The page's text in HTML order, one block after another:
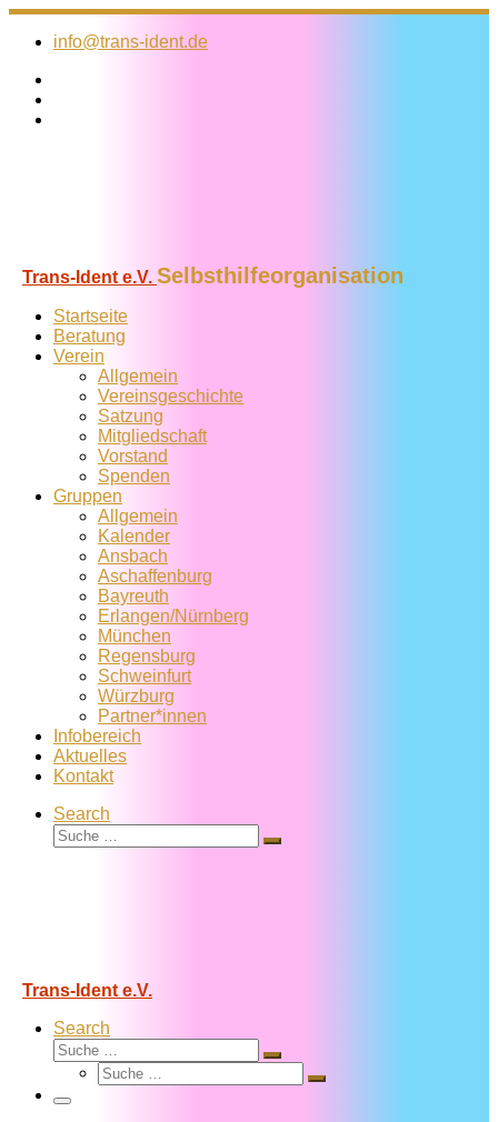
Zum
Inhalt
info@trans-ident.de
Trans-Ident e.V. Selbsthilfeorganisation
Startseite
Beratung
Verein
Allgemein
Vereins­geschichte
Satzung
Mitglied­schaft
Vorstand
Spenden
Gruppen
Allgemein
Kalender
Ansbach
Aschaffenburg
Bayreuth
Erlangen/Nürnberg
München
Regensburg
Schweinfurt
Würzburg
Partner*innen
Infobereich
Aktuelles
Kontakt
Search
Suche
Suche
Trans-Ident e.V.
Search
Suche
Suche
Suche
Suche
Menü